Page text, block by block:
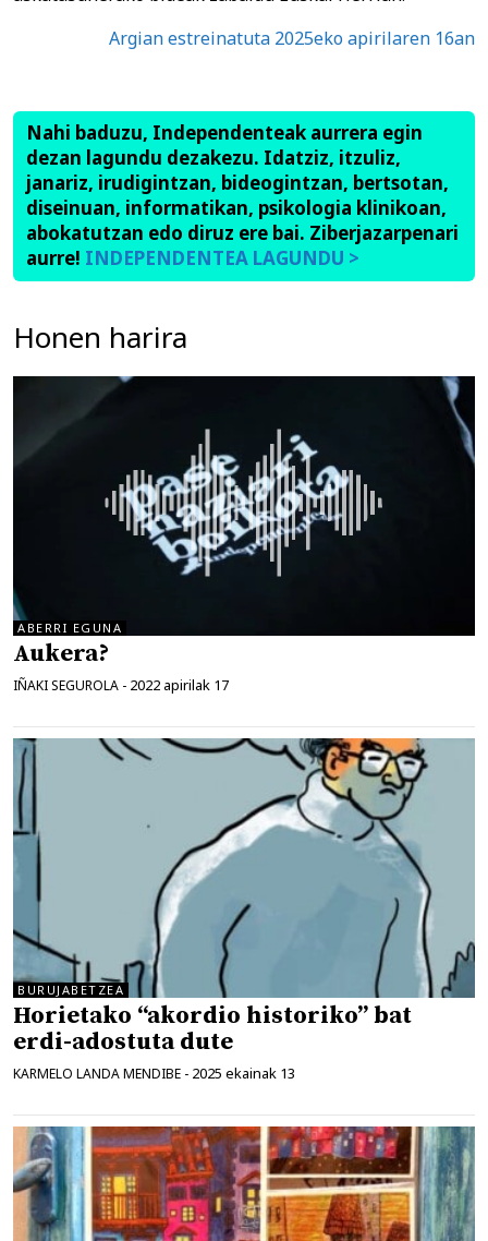
Argian estreinatuta 2025eko apirilaren 16an
Nahi baduzu, Independenteak aurrera egin
dezan lagundu dezakezu. Idatziz, itzuliz,
janariz, irudigintzan, bideogintzan, bertsotan,
diseinuan, informatikan, psikologia klinikoan,
abokatutzan edo diruz ere bai. Ziberjazarpenari
aurre! INDEPENDENTEA LAGUNDU >
Honen harira
ABERRI EGUNA
Aukera?
IÑAKI SEGUROLA - 2022 apirilak 17
BURUJABETZEA
Horietako “akordio historiko” bat
erdi-adostuta dute
KARMELO LANDA MENDIBE - 2025 ekainak 13